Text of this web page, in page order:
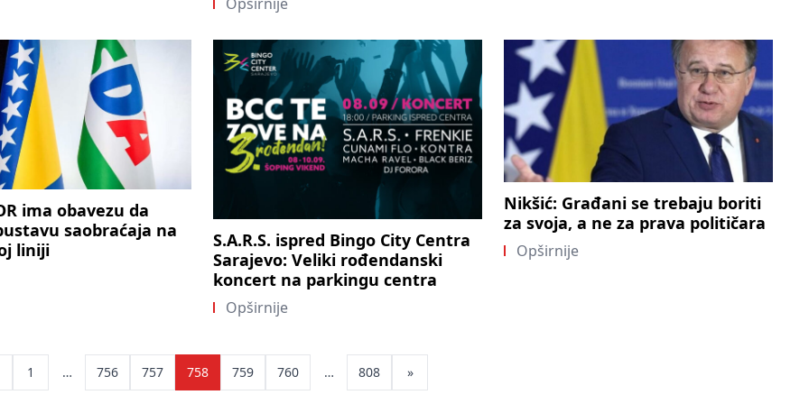
ima obavezu da
saobraćaja na
liniji
S.A.R.S. ispred Bingo City Centra
Sarajevo: Veliki rođendanski
koncert na parkingu centra
Opširnije
Nikšić: Građani se trebaju boriti
za svoja, a ne za prava političara
Opširnije
1 … 756 757 758 759 760 … 808 »